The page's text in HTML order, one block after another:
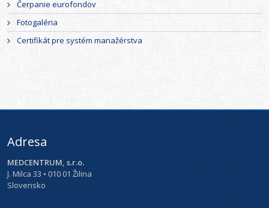
Čerpanie eurofondov
Fotogaléria
Certifikát pre systém manažérstva
Adresa
MEDCENTRUM, s.r.o.
J. Milca 33 • 010 01 Žilina
Slovensko